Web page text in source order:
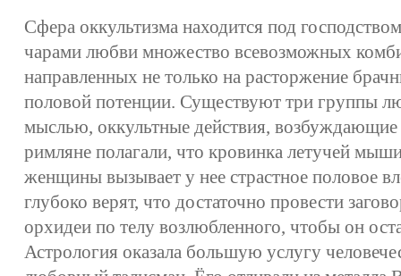
Сфера оккультизма находится под
чарами любви множество всевозможных
направленных не только на расторжение
половой потенции. Существуют три группы
мыслью, оккультные действия, возбуждающие
римляне полагали, что кровинка летучей
женщины вызывает у нее страстное половое
глубоко верят, что достаточно провести
орхидеи по телу возлюбленного, чтобы он
Астрология оказала большую услугу